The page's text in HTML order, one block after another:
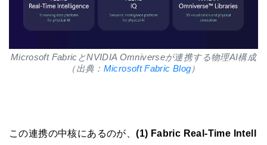
Microsoft FabricとNVIDIA Omniverseが連携する物理AI構成
（出典： Microsoft Fabric Blog ）
この連携の中核にあるのが、(1) Fabric Real-Time Intell